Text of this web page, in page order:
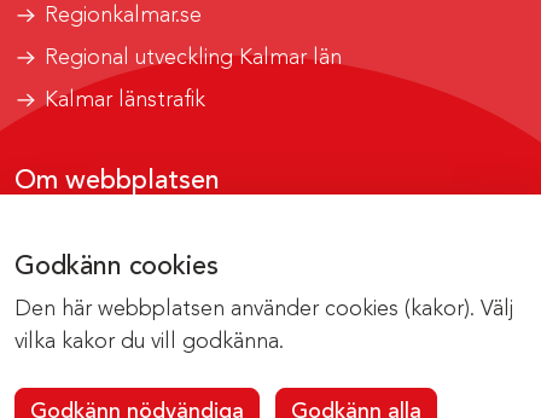
Godkänn cookies
Den här webbplatsen använder cookies (kakor). Välj
vilka kakor du vill godkänna.
Godkänn nödvändiga Godkänn alla
Regionkalmar.se
Regional utveckling Kalmar län
Kalmar länstrafik
Om webbplatsen
Om cookies
Kontakta webbredaktionen